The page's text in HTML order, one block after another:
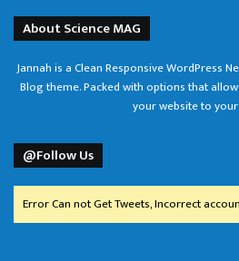
About Science MAG
Jannah is a Clean Responsive WordPress
Blog theme. Packed with options that
your website to
@Follow Us
Error Can not Get Tweets, Incorrect